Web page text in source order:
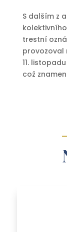
S dalším z
trestní
provozoval
11.
což